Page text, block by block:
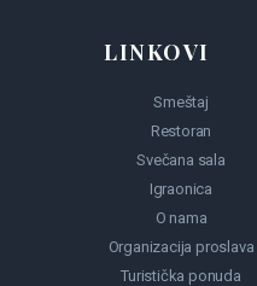
LINKOVI
Smeštaj
Restoran
Svečana sala
Igraonica
O nama
Organizacija proslava
Turistička ponuda